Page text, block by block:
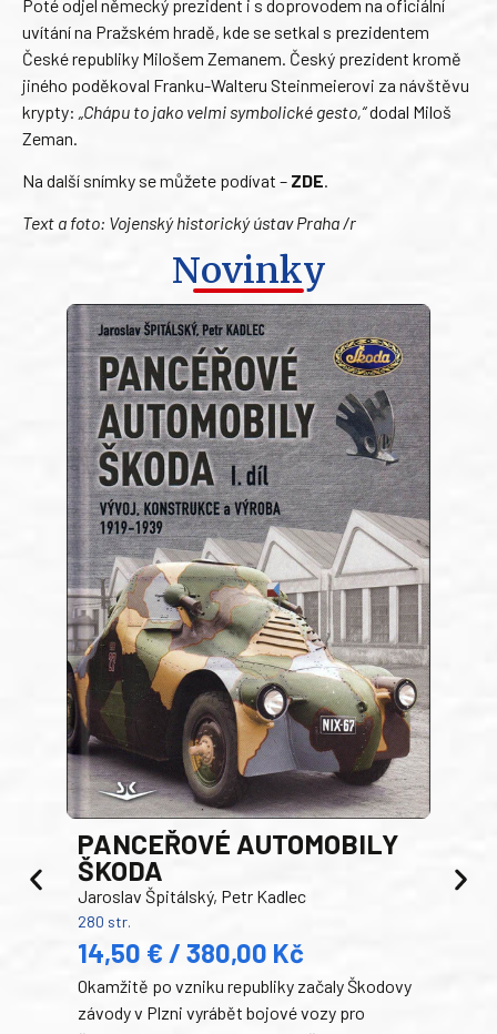
Poté odjel německý prezident i s doprovodem na oficiální
uvítání na Pražském hradě, kde se setkal s prezidentem
České republiky Milošem Zemanem. Český prezident kromě
jiného poděkoval Franku-Walteru Steinmeierovi za návštěvu
krypty: „Chápu to jako velmi symbolické gesto,“dodal Miloš
Zeman.
Na další snímky se můžete podívat – ZDE.
Text a foto: Vojenský historický ústav Praha /r
Novinky
PANCEŘOVÉ AUTOMOBILY
ŠKODA
Jaroslav Špitálský, Petr Kadlec
280 str.
14,50 € / 380,00 Kč
Okamžitě po vzniku republiky začaly Škodovy
závody v Plzni vyrábět bojové vozy pro